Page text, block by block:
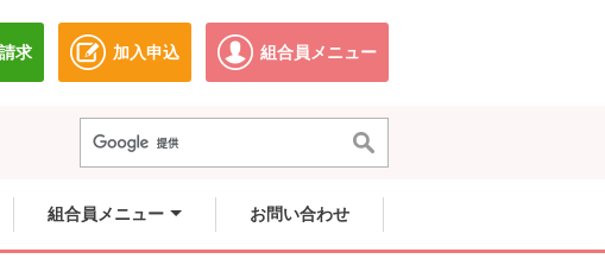
求
ウィンドウで開きます。
加入申込
別のウィンドウで開きます。
組合員メニュー
別のウィンドウで開きます。
組合員メニュー お問い合わせ